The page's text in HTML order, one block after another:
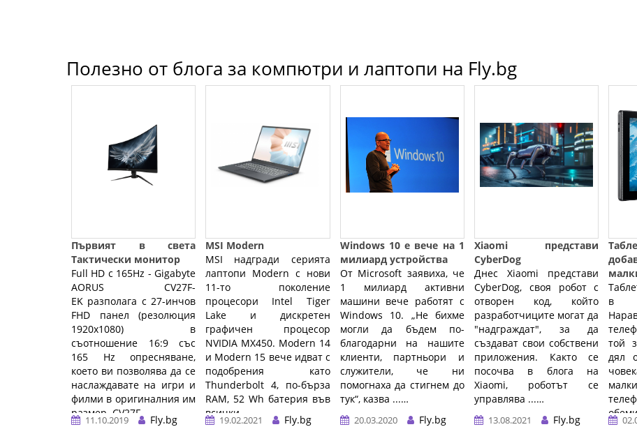
Полезно от блога за компютри и лаптопи на Fly.bg
Първият в света
Тактически монитор
Full HD с 165Hz - Gigabyte
AORUS CV27F-
EK разполага с 27-инчов
FHD панел (резолюция
1920x1080) в
съотношение 16:9 със
165 Hz опресняване,
което ви позволява да се
наслаждавате на игри и
филми в оригиналния им
размер. CV27F ...…
11.10.2019
Fly.bg
MSI Modern
MSI надгради серията
лаптопи Modern с нови
11-то поколение
процесори Intel Tiger
Lake и дискретен
графичен процесор
NVIDIA MX450. Modern 14
и Modern 15 вече идват с
подобрения като
Thunderbolt 4, по-бърза
RAM, 52 Wh батерия във
всички ...…
19.02.2021
Fly.bg
Windows 10 е вече на 1
милиард устройства
От Microsoft заявиха, че
1 милиард активни
машини вече работят с
Windows 10. „Не бихме
могли да бъдем по-
благодарни на нашите
клиенти, партньори и
служители, че ни
помогнаха да стигнем до
тук“, казва ...…
20.03.2020
Fly.bg
Xiaomi представи
CyberDog
Днес Xiaomi представи
CyberDog, своя робот с
отворен код, който
разработчиците могат да
"надграждат", за да
създават свои собствени
приложения. Както се
посочва в блога на
Xiaomi, роботът се
управлява ...…
13.08.2021
Fly.bg
в
той
дял